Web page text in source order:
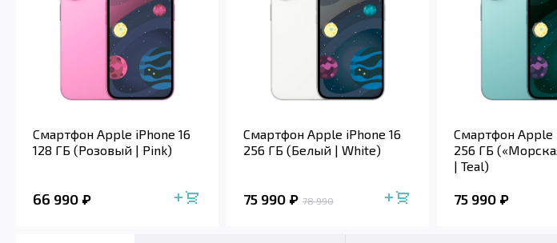
Смартфон Apple iPhone 16
128 ГБ (Розовый | Pink)
66 990
Смартфон Apple iPhone 16
256 ГБ (Белый | White)
75 990 78 990
Смартфон Apple
256 ГБ
| Teal)
75 990